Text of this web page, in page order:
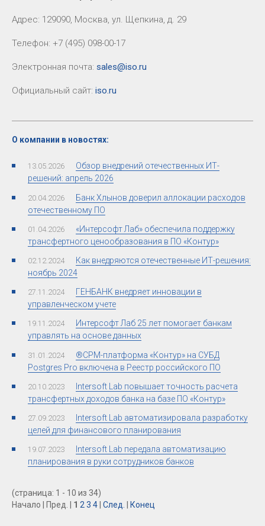
Адрес: 129090, Москва, ул. Щепкина, д. 29
Телефон: +7 (495) 098-00-17
Электронная почта: sales@iso.ru
Официальный сайт: iso.ru
О компании в новостях:
13.05.2026
Обзор внедрений отечественных ИТ-
решений: апрель 2026
20.04.2026
Банк Хлынов доверил аллокации расходов
отечественному ПО
01.04.2026
«Интерсофт Лаб» обеспечила поддержку
трансфертного ценообразования в ПО «Контур»
02.12.2024
Как внедряются отечественные ИТ-решения:
ноябрь 2024
27.11.2024
ГЕНБАНК внедряет инновации в
управленческом учете
19.11.2024
Интерсофт Лаб 25 лет помогает банкам
управлять на основе данных
31.01.2024
®CPM-платформа «Контур» на СУБД
Postgres Pro включена в Реестр российского ПО
20.10.2023
Intersoft Lab повышает точность расчета
трансфертных доходов банка на базе ПО «Контур»
27.09.2023
Intersoft Lab автоматизировала разработку
целей для финансового планирования
19.07.2023
Intersoft Lab передала автоматизацию
планирования в руки сотрудников банков
(страница: 1 - 10 из 34)
Начало | Пред. | 1 2 3 4 След. Конец